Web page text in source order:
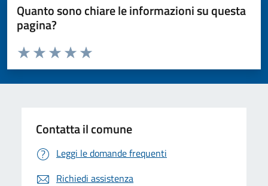
Quanto sono chiare le informazioni su questa
pagina?
Valuta da 1 a 5 stelle la pagina
Valuta 5 stelle su 5
Valuta 4 stelle su 5
Valuta 3 stelle su 5
Valuta 2 stelle su 5
Valuta 1 stelle su 5
Contatta il comune
Leggi le domande frequenti
Richiedi assistenza